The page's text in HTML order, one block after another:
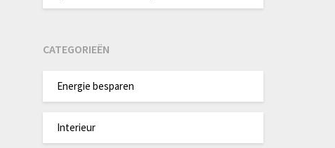
CATEGORIEËN
Energie besparen
Interieur